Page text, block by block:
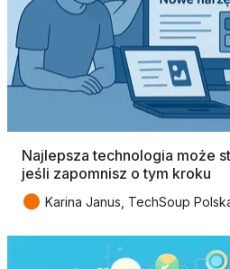
Najlepsza technologia może
jeśli zapomnisz o tym kroku
● Karina Janus, TechSoup